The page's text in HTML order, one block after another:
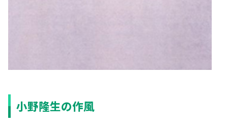
小野隆生の作風